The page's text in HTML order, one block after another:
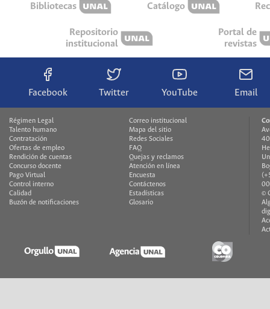
Bibliotecas Catálogo
Repositorio
institucional
Portal de
revistas
Facebook Twitter YouTube Email
Régimen Legal
Talento humano
Contratación
Ofertas de empleo
Rendición de cuentas
Concurso docente
Pago Virtual
Control interno
Calidad
Buzón de notificaciones
Correo institucional
Mapa del sitio
Redes Sociales
FAQ
Quejas y reclamos
Atención en línea
Encuesta
Contáctenos
Estadísticas
Glosario
©